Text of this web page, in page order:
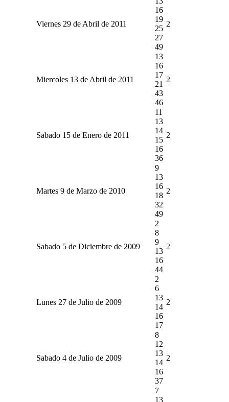
Viernes 29 de Abril de 2011
16
19
25
27
49
2
Miercoles 13 de Abril de 2011
13
16
17
21
43
46
2
Sabado 15 de Enero de 2011
11
13
14
15
16
36
2
Martes 9 de Marzo de 2010
9
13
16
18
32
49
2
Sabado 5 de Diciembre de 2009
2
8
9
13
16
44
2
Lunes 27 de Julio de 2009
2
6
13
14
16
17
2
Sabado 4 de Julio de 2009
8
12
13
14
16
37
2
7
13